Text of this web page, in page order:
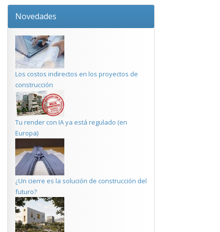
Novedades
Los costos indirectos en los proyectos de
construcción
Tu render con IA ya está regulado (en
Europa)
¿Un cierre es la solución de construcción del
futuro?